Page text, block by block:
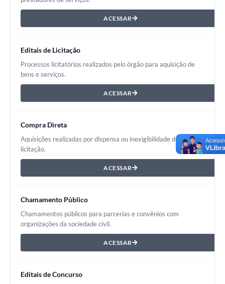
ACESSAR
Editais de Licitação
Processos licitatórios realizados pelo órgão para aquisição de
bens e serviços.
ACESSAR
Compra Direta
Aquisições realizadas por dispensa ou inexigibilidade de
licitação.
ACESSAR
Chamamento Público
Chamamentos públicos para parcerias e convênios com
organizações da sociedade civil.
ACESSAR
Editais de Concurso